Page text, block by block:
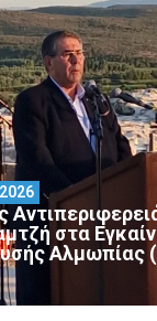
στα
Αλμωπίας